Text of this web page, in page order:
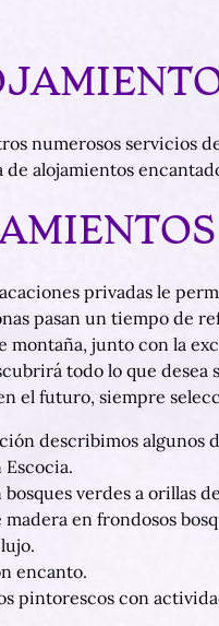
numerosos servicios
alojamientos
privadas le
pasan un tiempo de
montaña, junto con la
todo lo que desea
el futuro, siempre
describimos algunos
Escocia.
bosques verdes a orillas
madera en frondosos
encanto.
pintorescos con